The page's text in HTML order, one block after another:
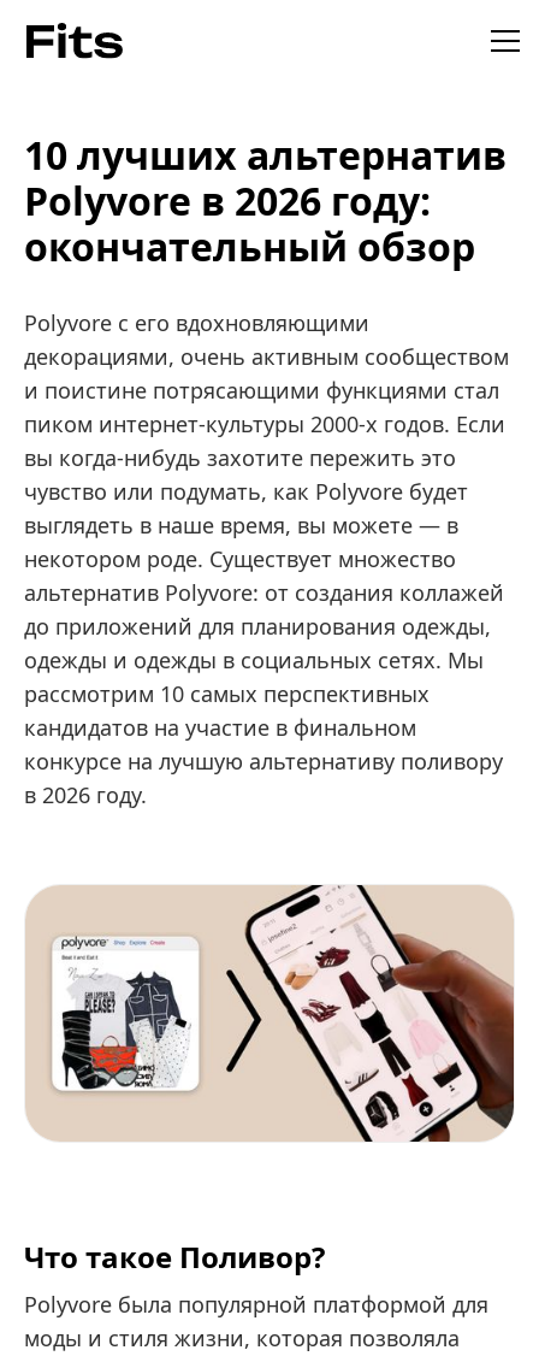
10 лучших альтернатив
Polyvore в 2026 году:
окончательный обзор
Polyvore с его вдохновляющими
декорациями, очень активным сообществом
и поистине потрясающими функциями стал
пиком интернет-культуры 2000-х годов. Если
вы когда-нибудь захотите пережить это
чувство или подумать, как Polyvore будет
выглядеть в наше время, вы можете — в
некотором роде. Существует множество
альтернатив Polyvore: от создания коллажей
до приложений для планирования одежды,
одежды и одежды в социальных сетях. Мы
рассмотрим 10 самых перспективных
кандидатов на участие в финальном
конкурсе на лучшую альтернативу поливору
в 2026 году.
Что такое Поливор?
Polyvore была популярной платформой для
моды и стиля жизни, которая позволяла